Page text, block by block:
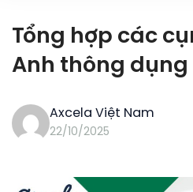
Tổng hợp các
Anh thông dụng
Axcela Việt Nam
22/10/2025